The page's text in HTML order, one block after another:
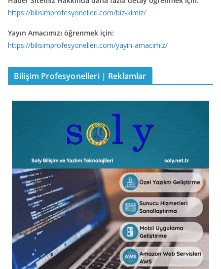
https://bilisimprofesyonelleri.com/biz-kimiz/
Yayın Amacımızı öğrenmek için:
https://bilisimprofesyonelleri.com/yayin-amacimiz/
Bilişim Profesyonelleri | Reklamlar